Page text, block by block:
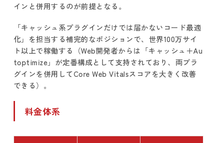
インと併用するのが前提となる。
「キャッシュ系プラグインだけでは届かないコード最適
化」を担当する補完的なポジションで、世界100万サイ
ト以上で稼働する（Web開発者からは「キャッシュ＋Au
toptimize」が定番構成として支持されており、両プラ
グインを併用してCore Web Vitalsスコアを大きく改善
できる）。
料金体系